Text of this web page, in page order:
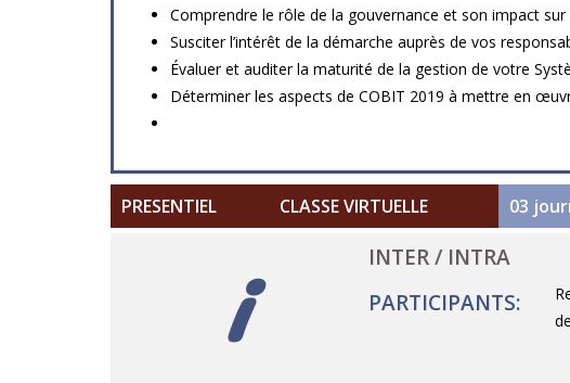
Comprendre le rôle de la gouvernance et son impact
Susciter l’intérêt de la démarche auprès de vos
Évaluer et auditer la maturité de la gestion de votre
Déterminer les aspects de COBIT 2019 à mettre en
PRESENTIEL CLASSE VIRTUELLE 03
i
INTER / INTRA
PARTICIPANTS: